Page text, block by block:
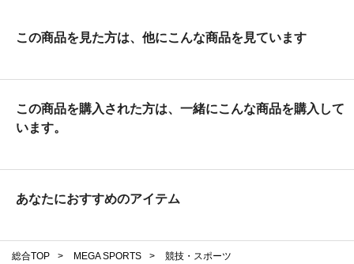
この商品を見た方は、他にこんな商品を見ています
この商品を購入された方は、一緒にこんな商品を購入して
います。
あなたにおすすめのアイテム
総合TOP > MEGA SPORTS >
競技・スポーツ